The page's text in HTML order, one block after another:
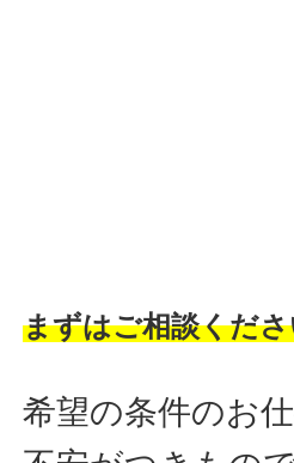
まずはご相談くだ
希望の条件のお